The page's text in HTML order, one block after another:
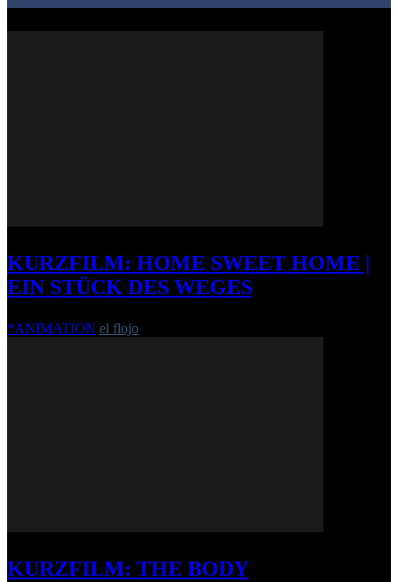
KURZFILM: HOME SWEET HOME |
EIN STÜCK DES WEGES
*ANIMATION el flojo
KURZFILM: THE BODY